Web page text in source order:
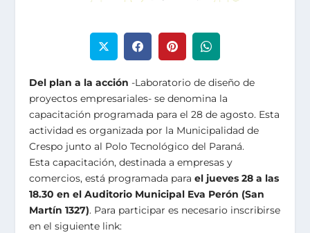
Del plan a la acción -Laboratorio de diseño de
proyectos empresariales- se denomina la
capacitación programada para el 28 de agosto. Esta
actividad es organizada por la Municipalidad de
Crespo junto al Polo Tecnológico del Paraná.
Esta capacitación, destinada a empresas y
comercios, está programada parael jueves 28 a las
18.30 en el Auditorio Municipal Eva Perón (San
Martín 1327). Para participar es necesario inscribirse
en el siguiente link: